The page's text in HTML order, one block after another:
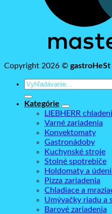
Copyright 2026 © gastroHeSt
Hľadať:
Kategórie
LIEBHERR
Varné zariadenia
Konvektomaty
Gastronádoby
Kuchynské stroje
Stolné spotrebiče
Holdomaty a
Pizza zariadenia
Chladiace a
Umývačky riadu a
Barové zariadenia